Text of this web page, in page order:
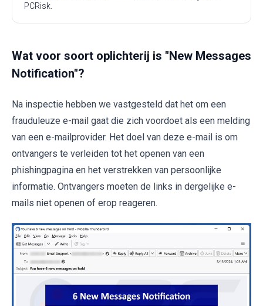
PCRisk.
Wat voor soort oplichterij is "New Messages
Notification"?
Na inspectie hebben we vastgesteld dat het om een
frauduleuze e-mail gaat die zich voordoet als een melding
van een e-mailprovider. Het doel van deze e-mail is om
ontvangers te verleiden tot het openen van een
phishingpagina en het verstrekken van persoonlijke
informatie. Ontvangers moeten de links in dergelijke e-
mails niet openen of erop reageren.